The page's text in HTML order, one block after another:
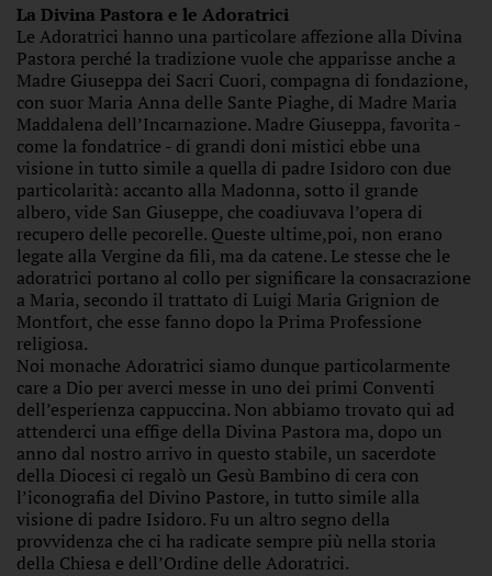
La Divina Pastora e le Adoratrici
Le Adoratrici hanno una particolare affezione alla Divina
Pastora perché la tradizione vuole che apparisse anche a
Madre Giuseppa dei Sacri Cuori, compagna di fondazione,
con suor Maria Anna delle Sante Piaghe, di Madre Maria
Maddalena dell’Incarnazione. Madre Giuseppa, favorita -
come la fondatrice - di grandi doni mistici ebbe una
visione in tutto simile a quella di padre Isidoro con due
particolarità: accanto alla Madonna, sotto il grande
albero, vide San Giuseppe, che coadiuvava l’opera di
recupero delle pecorelle. Queste ultime,poi, non erano
legate alla Vergine da fili, ma da catene. Le stesse che le
adoratrici portano al collo per significare la consacrazione
a Maria, secondo il trattato di Luigi Maria Grignion de
Montfort, che esse fanno dopo la Prima Professione
religiosa.
Noi monache Adoratrici siamo dunque particolarmente
care a Dio per averci messe in uno dei primi Conventi
dell’esperienza cappuccina. Non abbiamo trovato qui ad
attenderci una effige della Divina Pastora ma, dopo un
anno dal nostro arrivo in questo stabile, un sacerdote
della Diocesi ci regalò un Gesù Bambino di cera con
l’iconografia del Divino Pastore, in tutto simile alla
visione di padre Isidoro. Fu un altro segno della
provvidenza che ci ha radicate sempre più nella storia
della Chiesa e dell’Ordine delle Adoratrici.